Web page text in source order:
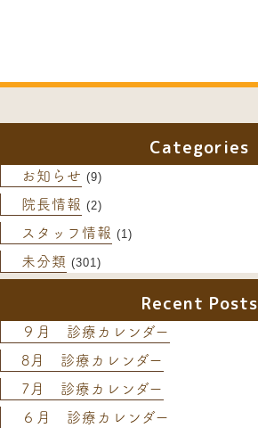
Categories
お知らせ (9)
院長情報 (2)
スタッフ情報 (1)
未分類 (301)
Recent Posts
９月 診療カレンダー
8月 診療カレンダー
7月 診療カレンダー
６月 診療カレンダー